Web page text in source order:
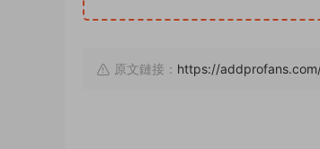
原文鏈接： https://